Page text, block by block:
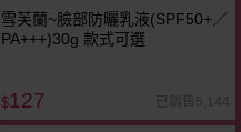
雪芙蘭~臉部防曬乳液(SPF50+／
PA+++)30g 款式可選
$127 已銷售5,144